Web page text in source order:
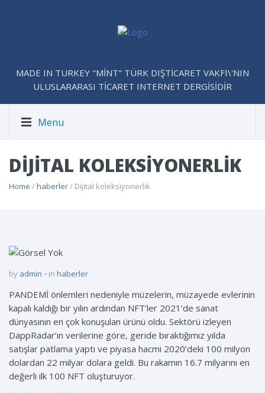
MADE IN TURKEY "MİNT" TÜRK DIŞTİCARET VAKFI\'NIN
ULUSLARARASI TİCARET INTERNET DERGİSİDİR
Menu
DIJITAL KOLEKSIYONERLIK
Home /haberler/ Dijital koleksiyonerlik
by admin in haberler
PANDEMİ önlemleri nedeniyle müzelerin, müzayede evlerinin
kapalı kaldığı bir yılın ardından NFT’ler 2021’de sanat
dünyasının en çok konuşulan ürünü oldu. Sektörü izleyen
DappRadar’ın verilerine göre, geride bıraktığımız yılda
satışlar patlama yaptı ve piyasa hacmi 2020’deki 100 milyon
dolardan 22 milyar dolara geldi. Bu rakamın 16.7 milyarını en
değerli ilk 100 NFT oluşturuyor.